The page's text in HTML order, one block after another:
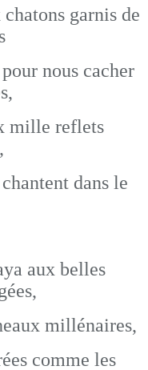
garnis de
nous cacher
mille reflets
dans le
aux belles
millénaires,
comme les